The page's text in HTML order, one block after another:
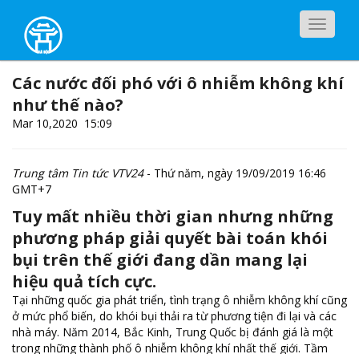
Các nước đối phó với ô nhiễm không khí
như thế nào?
Mar 10,2020 15:09
Trung tâm Tin tức VTV24- Thứ năm, ngày 19/09/2019 16:46
GMT+7
Tuy mất nhiều thời gian nhưng những
phương pháp giải quyết bài toán khói
bụi trên thế giới đang dần mang lại
hiệu quả tích cực.
Tại những quốc gia phát triển, tình trạng ô nhiễm không khí cũng
ở mức phổ biến, do khói bụi thải ra từ phương tiện đi lại và các
nhà máy. Năm 2014, Bắc Kinh, Trung Quốc bị đánh giá là một
trong những thành phố ô nhiễm không khí nhất thế giới. Tầm